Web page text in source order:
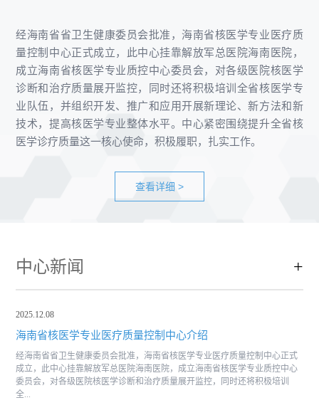
经海南省省卫生健康委员会批准，海南省核医学专业医疗质
量控制中心正式成立，此中心挂靠解放军总医院海南医院，
成立海南省核医学专业质控中心委员会，对各级医院核医学
诊断和治疗质量展开监控，同时还将积极培训全省核医学专
业队伍，并组织开发、推广和应用开展新理论、新方法和新
技术，提高核医学专业整体水平。中心紧密围绕提升全省核
医学诊疗质量这一核心使命，积极履职，扎实工作。
查看详细 >
中心新闻 +
2025.12.08
海南省核医学专业医疗质量控制中心介绍
经海南省省卫生健康委员会批准，海南省核医学专业医疗质量控制中心正式
成立，此中心挂靠解放军总医院海南医院，成立海南省核医学专业质控中心
委员会，对各级医院核医学诊断和治疗质量展开监控，同时还将积极培训
全...